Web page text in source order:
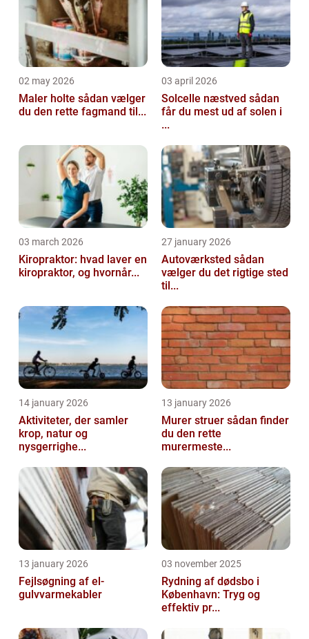
02 may 2026
Maler holte sådan vælger
du den rette fagmand til...
03 april 2026
Solcelle næstved sådan
får du mest ud af solen i
...
03 march 2026
Kiropraktor: hvad laver en
kiropraktor, og hvornår...
27 january 2026
Autoværksted sådan
vælger du det rigtige sted
til...
14 january 2026
Aktiviteter, der samler
krop, natur og
nysgerrighe...
13 january 2026
Murer struer sådan finder
du den rette
murermeste...
13 january 2026
Fejlsøgning af el-
gulvvarmekabler
03 november 2025
Rydning af dødsbo i
København: Tryg og
effektiv pr...